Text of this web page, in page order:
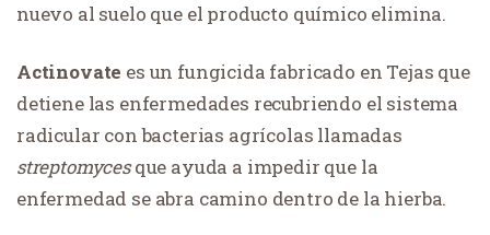
nuevo al suelo que el producto químico elimina.
Actinovate es un fungicida fabricado en Tejas que
detiene las enfermedades recubriendo el sistema
radicular con bacterias agrícolas llamadas
streptomycesque ayuda a impedir que la
enfermedad se abra camino dentro de la hierba.